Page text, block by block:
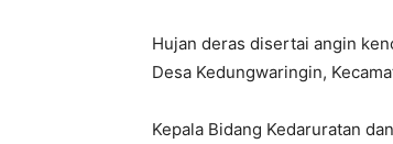
Hujan deras disertai angin
Desa Kedungwaringin,
Kepala Bidang Kedaruratan